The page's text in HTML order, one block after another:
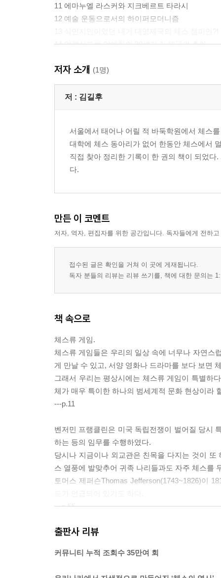
11 에마누엘 라스커와 지크베르트 타라시
12 예술 운동으로서의 하이퍼모더니즘
14 알렉산드르 알예힌의 20세기-1. 제국의 총아
16 알렉산드르 알예힌의 20세기-3. 추락과 부활
17 알렉산드르 알예힌의 20세기-4. 한 시대의 끝
18 러시아 혁명과 소련 체스의 부흥
21 체스 선수는 기보 저작권의 꿈을 꾸는가?
22 현재진행형인 체스의 역사
참고 문헌
저자 소개 (1명)
저 : 김길후
서울에서 태어나 어릴 적 바둑학원에서 체스
대학에 체스 동아리가 없어 한동안 체스에서
직접 찾아 정리한 기록이 한 권의 책이 되었
다.
만든 이 코멘트
저자, 역자, 편집자를 위한 공간입니다. 독자들에게 전하
접수된 글은 확인을 거쳐 이 곳에 게재됩니다.
독자 분들의 리뷰는 리뷰 쓰기를, 책에 대한 문의는
책 속으로
체스류 게임.
체스류 게임들은 우리의 일상 속에 너무나 자연스
게 만날 수 있고, 서양 영화나 드라마를 보다 보면
그래서 우리는 평상시에는 체스류 게임이 특별하
체가 매우 특이한 하나의 범세계적 문화 현상이라
---p.11
벤저민 프랭클린은 미국 독립전쟁이 벌어질 당시
하는 등의 임무를 수행하였다.
당시나 지금이나 외교관은 친목을 다지는 것이
스 열풍에 발맞추어 귀족 나리들과도 자주 체스를
토머스 제퍼슨Thomas Jefferson(1743~1826)이
---p.55
하이퍼모더니즘의 등장 이후, 다른 예술 분야가
…라는 것이 체스계에 흔히 알려져 있는 이야기이
출판사 리뷰
커뮤니티 누적 조회수 35만여 회